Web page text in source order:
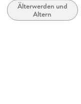
Produktart
kartoniert
Älterwerden und
Altern